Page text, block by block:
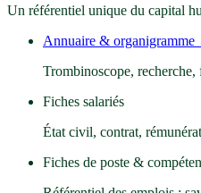
Un référentiel unique du capital
Annuaire & organigramme
Trombinoscope,
Fiches salariés
État civil, contrat,
Fiches de poste &